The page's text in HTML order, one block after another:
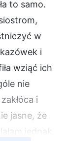
to samo.
w
i
wziąć ich
nie
i
jasne, że
jednak,